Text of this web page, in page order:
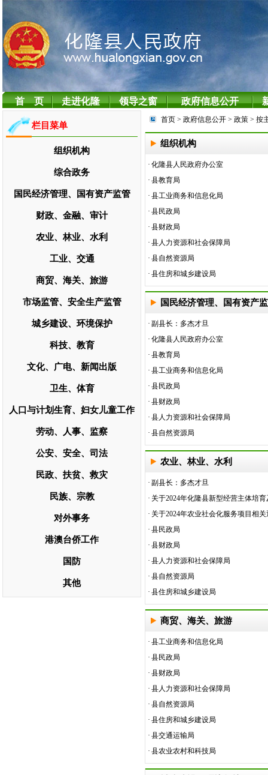
栏目菜单
组织机构
综合政务
国民经济管理、国有资产监管
财政、金融、审计
农业、林业、水利
工业、交通
商贸、海关、旅游
市场监管、安全生产监管
城乡建设、环境保护
科技、教育
文化、广电、新闻出版
卫生、体育
人口与计划生育、妇女儿童工作
劳动、人事、监察
公安、安全、司法
民政、扶贫、救灾
民族、宗教
对外事务
港澳台侨工作
国防
其他
首页 > 政府信息公开 > 政策 > 按
组织机构
· 化隆县人民政府办公室
· 县教育局
· 县工业商务和信息化局
· 县民政局
· 县财政局
· 县人力资源和社会保障局
· 县自然资源局
· 县住房和城乡建设局
国民经济管理、国有资产
· 副县长：多杰才旦
· 化隆县人民政府办公室
· 县教育局
· 县工业商务和信息化局
· 县民政局
· 县财政局
· 县人力资源和社会保障局
· 县自然资源局
农业、林业、水利
· 副县长：多杰才旦
· 关于2024年化隆县新型经营主体培
· 关于2024年农业社会化服务项目相
· 县民政局
· 县财政局
· 县人力资源和社会保障局
· 县自然资源局
· 县住房和城乡建设局
商贸、海关、旅游
· 县工业商务和信息化局
· 县民政局
· 县财政局
· 县人力资源和社会保障局
· 县自然资源局
· 县住房和城乡建设局
· 县交通运输局
· 县农业农村和科技局